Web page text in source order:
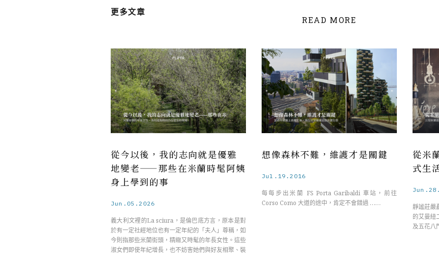
更多文章
READ MORE
從今以後，我的志向就是優雅
地變老——那些在米蘭時髦阿姨
身上學到的事
Jun.05.2026
義大利文裡的La sciura，是倫巴底方言，原本是對
於有一定社經地位也有一定年紀的「夫人」尊稱，如
今則指那些米蘭街頭，精緻又時髦的年長女性。這些
淑女們即使年紀增長，也不妨害她們與好友相聚、裝
想像森林不難，維護才是關鍵
Jul.19.2016
每每步出米蘭 FS Porta Garibaldi 車站，前往
Corso Como 大道的途中，肯定不會錯過 ……
從米
式生
靜謐莊嚴
的艾曼紐
及五花